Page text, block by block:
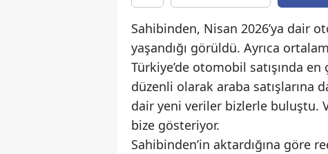
Sahibinden, Nisan 2026’ya dair
yaşandığı görüldü. Ayrıca
Türkiye’de otomobil satışında
düzenli olarak araba satışlarına
dair yeni veriler bizlerle buluştu.
bize gösteriyor.
Sahibinden’in aktardığına göre